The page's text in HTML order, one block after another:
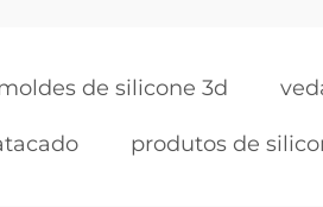
de silicone 3d
produtos de